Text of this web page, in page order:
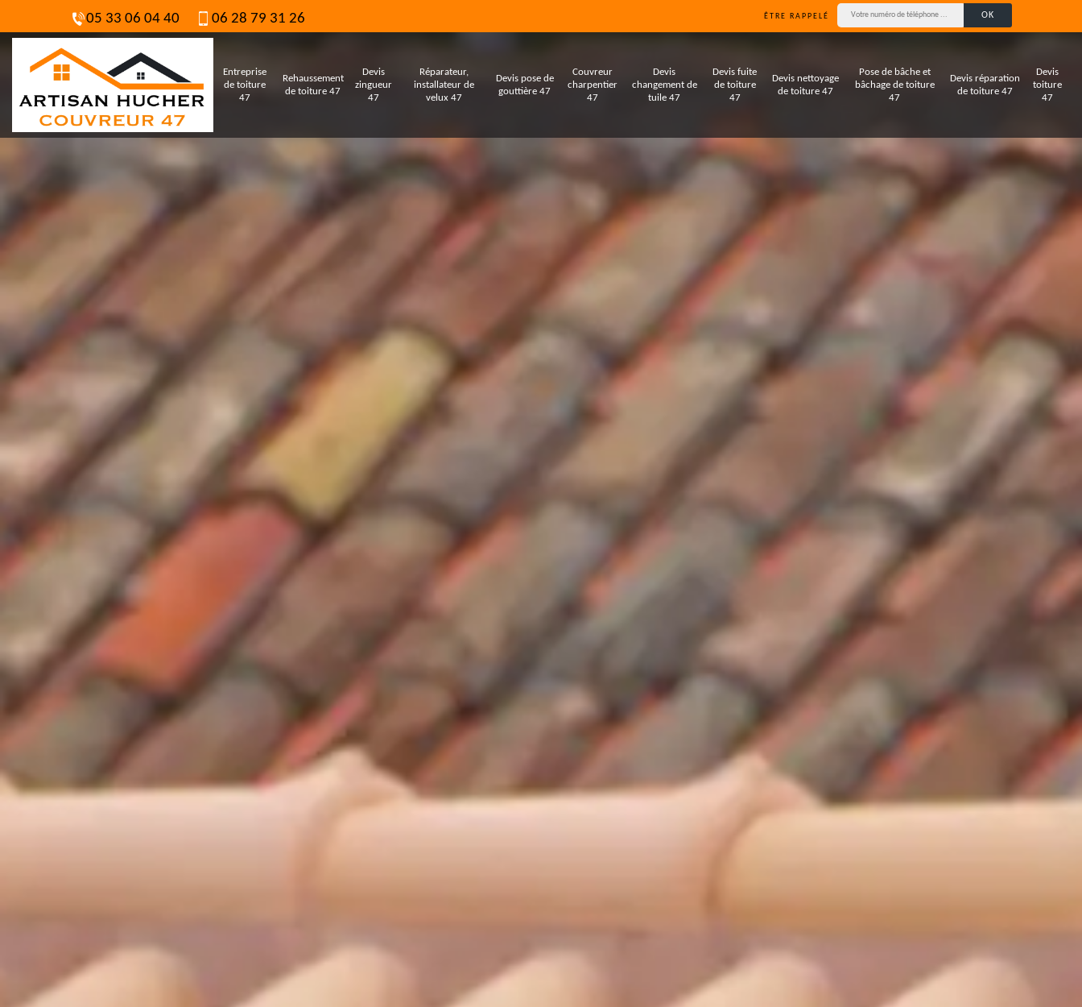
05 33 06 04 40 06 28 79 31 26 ÊTRE RAPPELÉ
Entreprise
de toiture
47
Rehaussement
de toiture 47
Devis
zingueur
47
Réparateur,
installateur de
velux 47
Devis pose de
gouttière 47
Couvreur
charpentier
47
Devis
changement de
tuile 47
Devis fuite
de toiture
47
Devis nettoyage
de toiture 47
Pose de bâche et
bâchage de toiture
47
Devis réparation
de toiture 47
Devis
toiture
47